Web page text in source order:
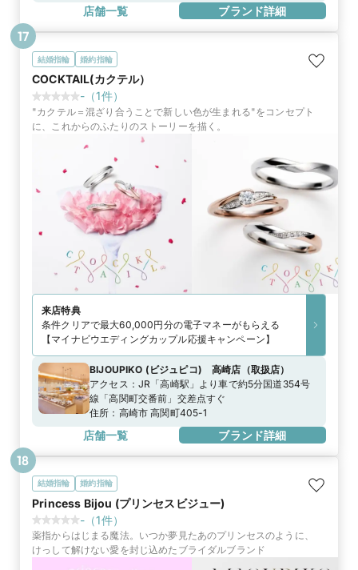
店舗一覧 ブランド詳細
結婚指輪 婚約指輪
COCKTAIL(カクテル）
- （1件）
"カクテル＝混ざり合うことで新しい色が生まれる"をコンセプト
に、これからのふたりのストーリーを描く。
来店特典
条件クリアで最大60,000円分の電子マネーがもらえる
【マイナビウエディングカップル応援キャンペーン】
BIJOUPIKO (ビジュピコ) 高崎店 （取扱店）
アクセス： JR「高崎駅」より車で約5分国道354号
線「高関町交番前」交差点すぐ
住所： 高崎市 高関町405-1
店舗一覧 ブランド詳細
17
結婚指輪 婚約指輪
Princess Bijou (プリンセスビジュー)
- （1件）
薬指からはじまる魔法。いつか夢見たあのプリンセスのように、
けっして解けない愛を封じ込めたブライダルブランド
18